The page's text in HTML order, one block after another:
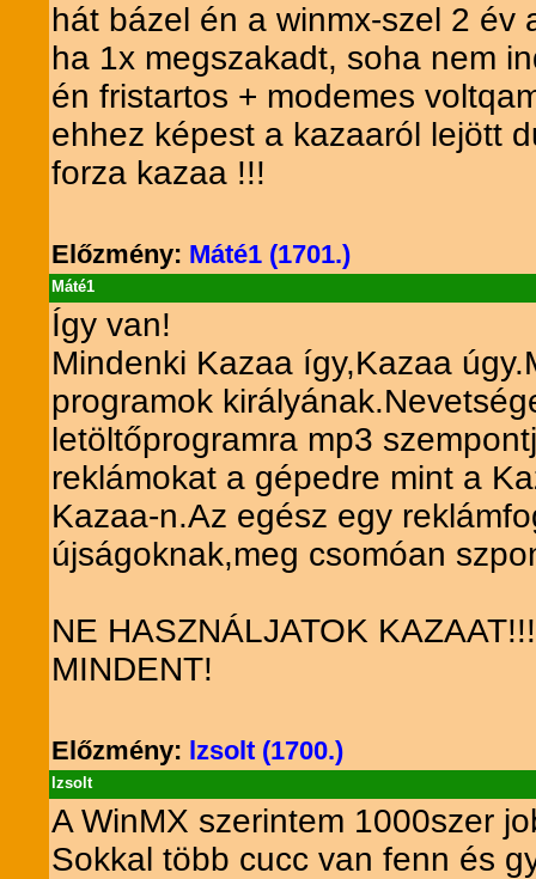
hát bázel én a winmx-szel 2
ha 1x megszakadt, soha nem
én fristartos + modemes
ehhez képest a kazaaról lejött
forza kazaa !!!
Előzmény: Máté1 (1701.)
Máté1
Így van!
Mindenki Kazaa így,Kazaa
programok
letöltőprogramra mp3
reklámokat a gépedre mint a
Kazaa-n.Az egész egy
újságoknak,meg csomóan
NE HASZNÁLJATOK
MINDENT!
Előzmény: lzsolt (1700.)
lzsolt
A WinMX szerintem 1000szer
Sokkal több cucc van fenn és